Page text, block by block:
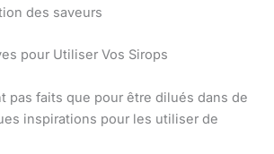
des saveurs
pour Utiliser Vos Sirops
pas faits que pour être dilués dans de
inspirations pour les utiliser de